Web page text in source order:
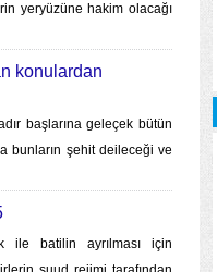
yeryüzüne hakim olacağı
konulardan
başlarına geleçek bütün
bunların şehit deileceği ve
ile batilin ayrılması için